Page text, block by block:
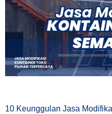
10 Keunggulan Jasa